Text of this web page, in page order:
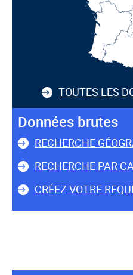
TOUTES LES
Données brutes
RECHERCHE
RECHERCHE PAR
CRÉEZ VOTRE